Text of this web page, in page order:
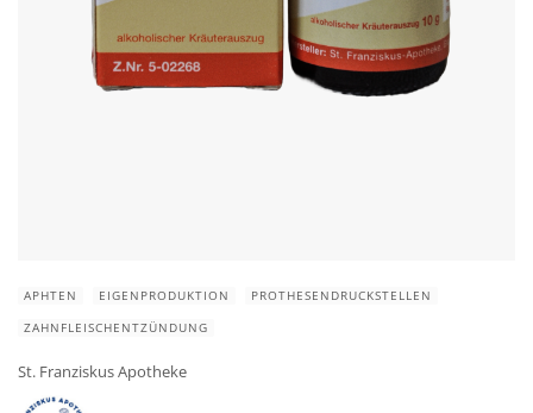
APHTEN EIGENPRODUKTION
PROTHESENDRUCKSTELLEN
ZAHNFLEISCHENTZÜNDUNG
St. Franziskus Apotheke